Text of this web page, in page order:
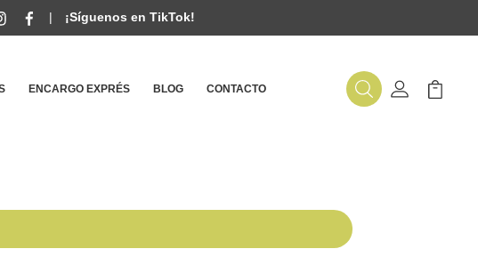
| ¡Síguenos en TikTok!
ENCARGO EXPRÉS BLOG CONTACTO BuscarMi Cuenta
Mi